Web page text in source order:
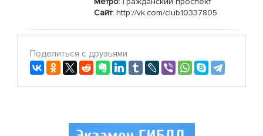
Сайт: http://vk.com/club10337805
Поделиться с друзьями